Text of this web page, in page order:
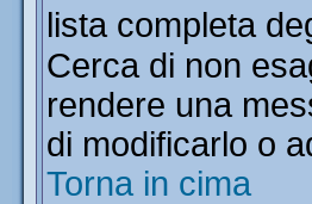
lista completa
Cerca di non
rendere una
di modificarlo o
Torna in cima